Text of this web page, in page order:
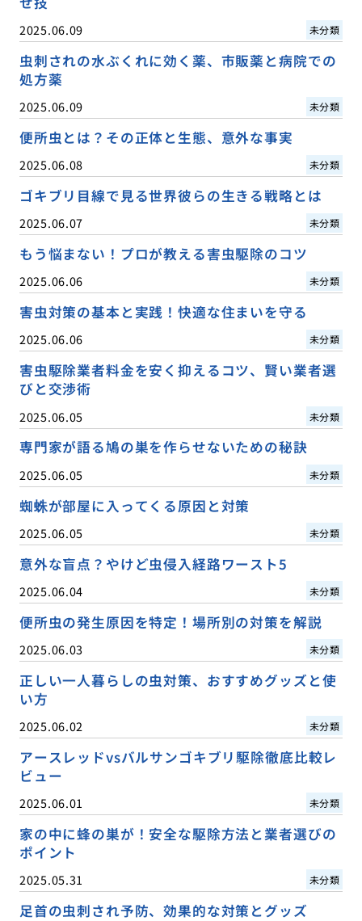
2025.06.09 未分類
虫刺されの水ぶくれに効く薬、市販薬と病院での
処方薬
2025.06.09 未分類
便所虫とは？その正体と生態、意外な事実
2025.06.08 未分類
ゴキブリ目線で見る世界彼らの生きる戦略とは
2025.06.07 未分類
もう悩まない！プロが教える害虫駆除のコツ
2025.06.06 未分類
害虫対策の基本と実践！快適な住まいを守る
2025.06.06 未分類
害虫駆除業者料金を安く抑えるコツ、賢い業者選
びと交渉術
2025.06.05 未分類
専門家が語る鳩の巣を作らせないための秘訣
2025.06.05 未分類
蜘蛛が部屋に入ってくる原因と対策
2025.06.05 未分類
意外な盲点？やけど虫侵入経路ワースト5
2025.06.04 未分類
便所虫の発生原因を特定！場所別の対策を解説
2025.06.03 未分類
正しい一人暮らしの虫対策、おすすめグッズと使
い方
2025.06.02 未分類
アースレッドvsバルサンゴキブリ駆除徹底比較レ
ビュー
2025.06.01 未分類
家の中に蜂の巣が！安全な駆除方法と業者選びの
ポイント
2025.05.31 未分類
足首の虫刺され予防、効果的な対策とグッズ